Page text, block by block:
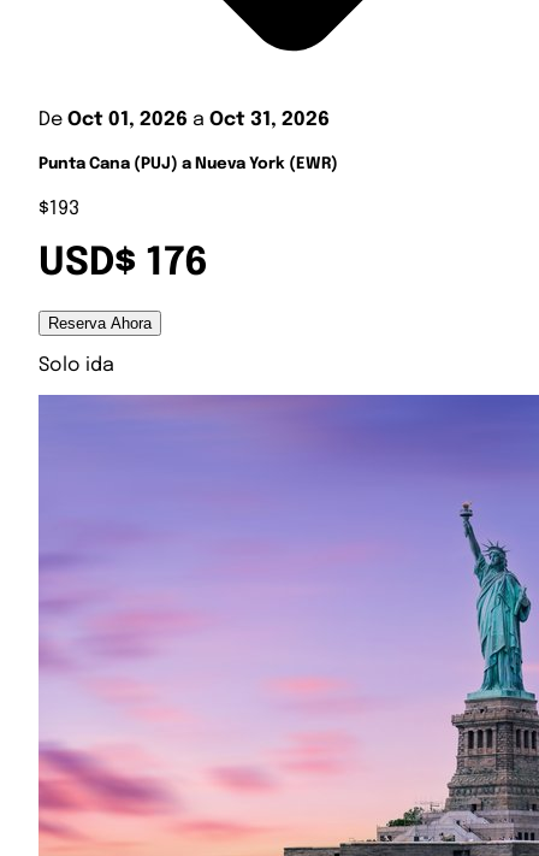
De Oct 01, 2026 a Oct 31, 2026
Punta Cana (PUJ) a Nueva York (EWR)
$193
USD$ 176
Reserva Ahora
Solo ida